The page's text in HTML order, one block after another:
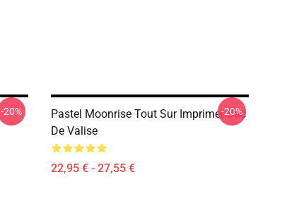
-20%
Pastel Moonrise Tout Sur Imprimer Sac
De Valise
22,95 € - 27,55 €
-20%